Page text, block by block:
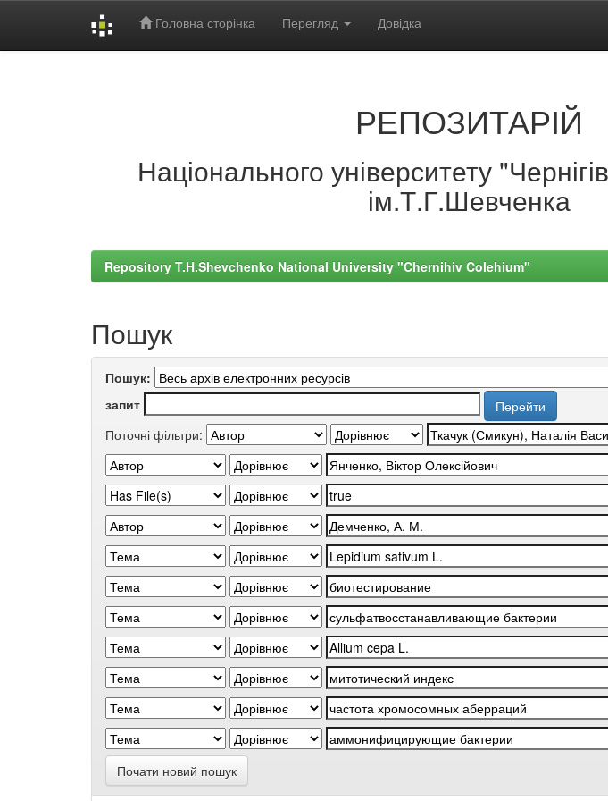
Головна сторінка Перегляд Довідка
РЕПОЗИТАРІЙ
Національного університету
ім.Т.Г.Шевченка
Repository T.H.Shevchenko National University "Chernihiv Colehium"
Пошук
Пошук:
запит
Поточні фільтри:
Почати новий пошук